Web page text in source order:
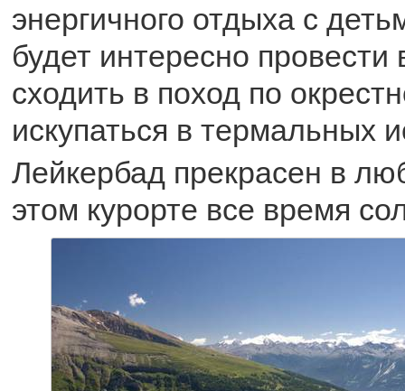
энергичного отдыха с
будет интересно
сходить в поход по
искупаться в термальных
Лейкербад прекрасен в
этом курорте все время